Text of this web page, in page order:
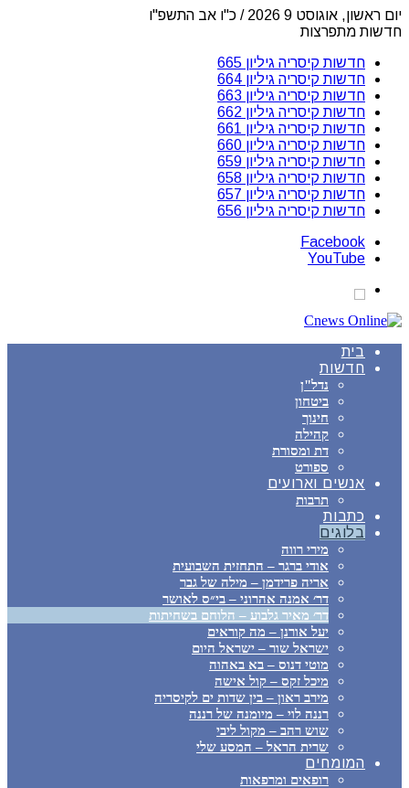
יום ראשון, אוגוסט 9 2026 / כ"ו אב התשפ"ו
חדשות מתפרצות
חדשות קיסריה גיליון 665
חדשות קיסריה גיליון 664
חדשות קיסריה גיליון 663
חדשות קיסריה גיליון 662
חדשות קיסריה גיליון 661
חדשות קיסריה גיליון 660
חדשות קיסריה גיליון 659
חדשות קיסריה גיליון 658
חדשות קיסריה גיליון 657
חדשות קיסריה גיליון 656
Facebook
YouTube
בית
חדשות
נדל"ן
ביטחון
חינוך
קהילה
דת ומסורת
ספורט
אנשים וארועים
תרבות
כתבות
בלוגים
מירי רווה
אודי ברגר – התחזית השבועית
אריה פרידמן – מילה של גבר
דר׳ אמנה אהרוני – בי״ס לאושר
דר׳ מאיר גלבוע – הלוחם בשחיתות
יעל אורנן – מה קוראים
ישראל שור – ישראל היום
מוטי דנוס – בא באהוה
מיכל זקס – קול אישה
מירב ראון – בין שדות ים לקיסריה
רננה לוי – מיומנה של רננה
שוש רהב – מקול ליבי
שרית הראל – המסע שלי
המומחים
רופאים ומרפאות